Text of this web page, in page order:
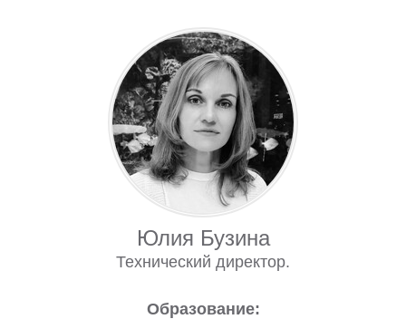
Юлия Бузина
Технический директор.
Образование: